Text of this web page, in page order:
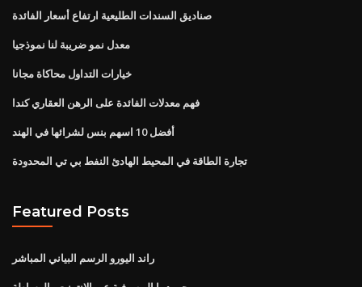
صناديق السندات الطليعية ارتفاع أسعار الفائدة
معدل نمو ضريبة لنا نموذجيا
خيارات التداول محاكاة مجانا
فهم معدلات الفائدة على الرهن العقاري كندا
أفضل 10 اسهم بنس لشرائها في الهند
تجارة الطاقة في المحيط الهادئ النفط بي تي المحدودة
Featured Posts
راند اليورو الرسم البياني المباشر